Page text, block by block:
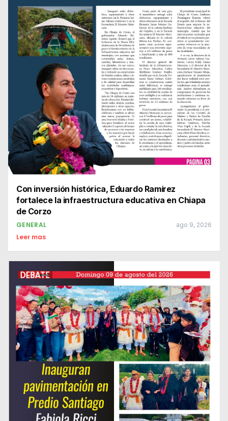
Con inversión histórica, Eduardo Ramírez
fortalece la infraestructura educativa en Chiapa
de Corzo
GENERAL ago 9, 2026
Leer mas